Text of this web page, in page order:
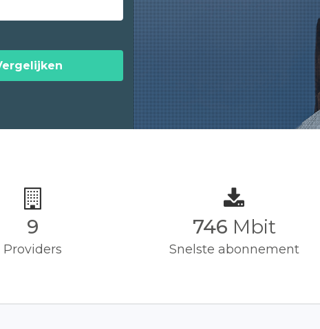
9
Providers
750 Mbit
Snelste abonnement